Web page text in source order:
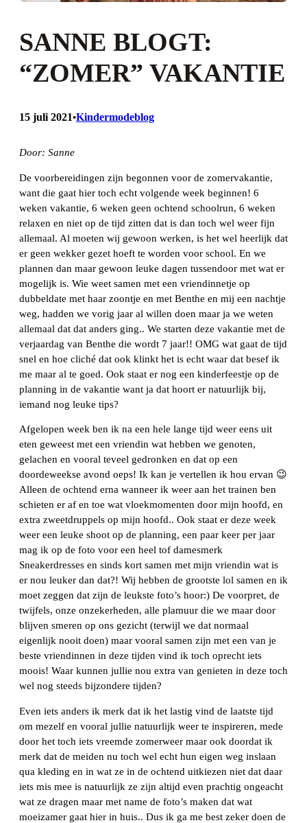
SANNE BLOGT:
“ZOMER” VAKANTIE
15 juli 2021•Kindermodeblog
Door: Sanne
De voorbereidingen zijn begonnen voor de zomervakantie,
want die gaat hier toch echt volgende week beginnen! 6
weken vakantie, 6 weken geen ochtend schoolrun, 6 weken
relaxen en niet op de tijd zitten dat is dan toch wel weer fijn
allemaal. Al moeten wij gewoon werken, is het wel heerlijk dat
er geen wekker gezet hoeft te worden voor school. En we
plannen dan maar gewoon leuke dagen tussendoor met wat er
mogelijk is. Wie weet samen met een vriendinnetje op
dubbeldate met haar zoontje en met Benthe en mij een nachtje
weg, hadden we vorig jaar al willen doen maar ja we weten
allemaal dat dat anders ging.. We starten deze vakantie met de
verjaardag van Benthe die wordt 7 jaar!! OMG wat gaat de tijd
snel en hoe cliché dat ook klinkt het is echt waar dat besef ik
me maar al te goed. Ook staat er nog een kinderfeestje op de
planning in de vakantie want ja dat hoort er natuurlijk bij,
iemand nog leuke tips?
Afgelopen week ben ik na een hele lange tijd weer eens uit
eten geweest met een vriendin wat hebben we genoten,
gelachen en vooral teveel gedronken en dat op een
doordeweekse avond oeps! Ik kan je vertellen ik hou ervan 😉
Alleen de ochtend erna wanneer ik weer aan het trainen ben
schieten er af en toe wat vloekmomenten door mijn hoofd, en
extra zweetdruppels op mijn hoofd.. Ook staat er deze week
weer een leuke shoot op de planning, een paar keer per jaar
mag ik op de foto voor een heel tof damesmerk
Sneakerdresses en sinds kort samen met mijn vriendin wat is
er nou leuker dan dat?! Wij hebben de grootste lol samen en ik
moet zeggen dat zijn de leukste foto’s hoor:) De voorpret, de
twijfels, onze onzekerheden, alle plamuur die we maar door
blijven smeren op ons gezicht (terwijl we dat normaal
eigenlijk nooit doen) maar vooral samen zijn met een van je
beste vriendinnen in deze tijden vind ik toch oprecht iets
moois! Waar kunnen jullie nou extra van genieten in deze toch
wel nog steeds bijzondere tijden?
Even iets anders ik merk dat ik het lastig vind de laatste tijd
om mezelf en vooral jullie natuurlijk weer te inspireren, mede
door het toch iets vreemde zomerweer maar ook doordat ik
merk dat de meiden nu toch wel echt hun eigen weg inslaan
qua kleding en in wat ze in de ochtend uitkiezen niet dat daar
iets mis mee is natuurlijk ze zijn altijd even prachtig ongeacht
wat ze dragen maar met name de foto’s maken dat wat
moeizamer gaat hier in huis.. Dus ik ga me best zeker doen de